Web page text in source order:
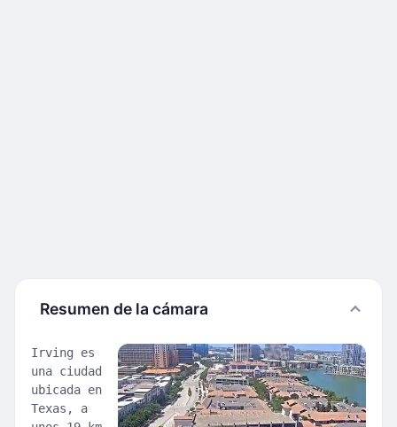
Resumen de la cámara
Irving es
una ciudad
ubicada en
Texas, a